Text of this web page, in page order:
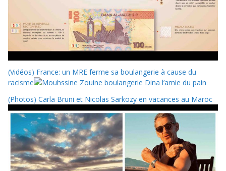
(Vidéos) France: un MRE ferme sa boulangerie à cause du
racisme
(Photos) Carla Bruni et Nicolas Sarkozy en vacances au Maroc